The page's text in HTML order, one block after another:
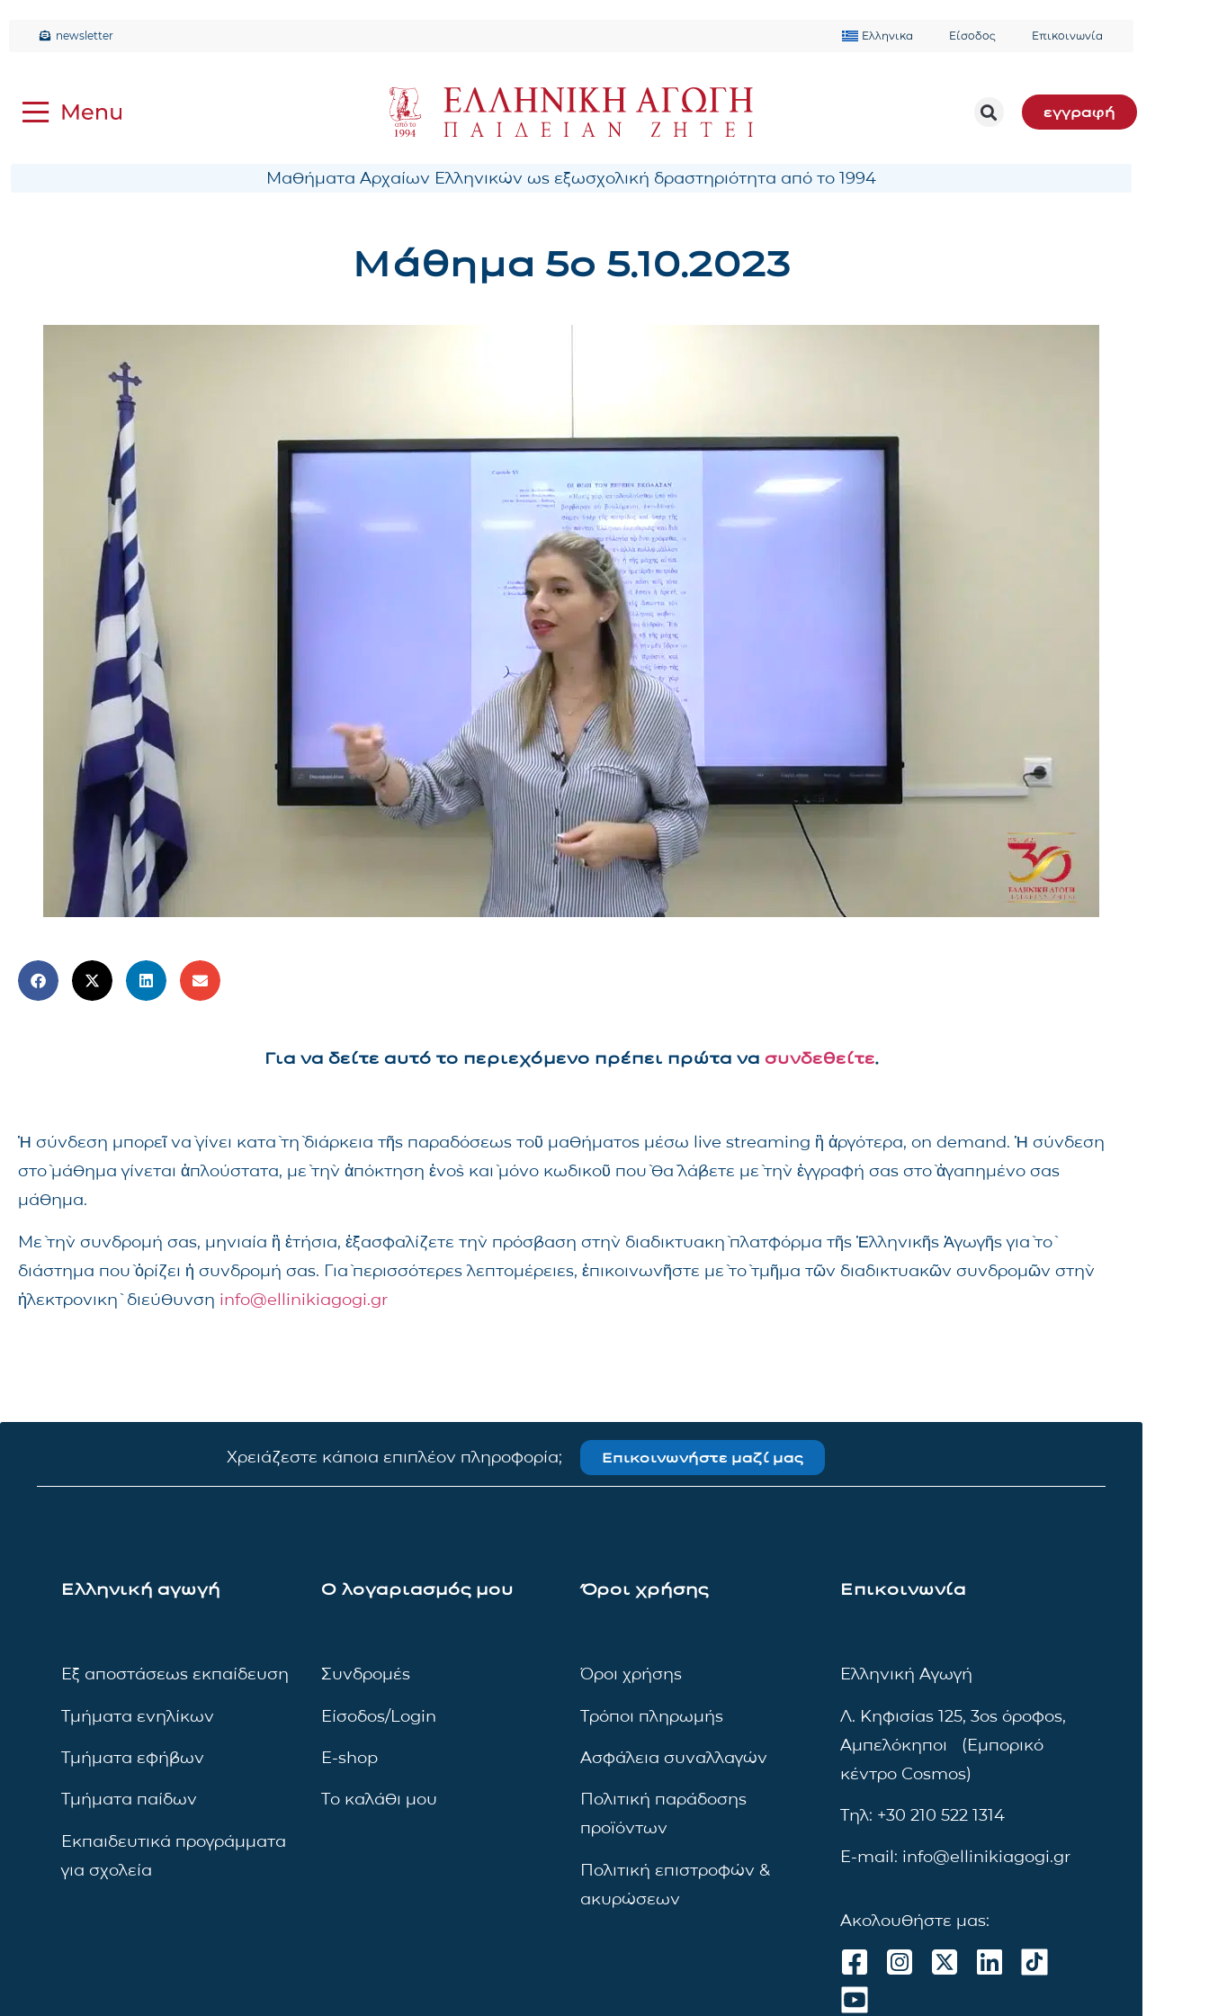
newsletter Ελληνικα Είσοδος Επικοινωνία
εγγραφή
Μαθήματα Αρχαίων Ελληνικών ως εξωσχολική δραστηριότητα από το 1994
Μάθημα 5ο 5.10.2023
Για να δείτε αυτό το περιεχόμενο πρέπει πρώτα να συνδεθείτε.
Ἡ σύνδεση μπορεῖ νὰ γίνει κατὰ τὴ διάρκεια τῆς παραδόσεως τοῦ μαθήματος μέσω live streaming ἢ ἀργότερα, on demand. Ἡ σύνδεση
στὸ μάθημα γίνεται ἁπλούστατα, μὲ τὴν ἀπόκτηση ἑνὸς καὶ μόνο κωδικοῦ ποὺ θὰ λάβετε μὲ τὴν ἐγγραφή σας στὸ ἀγαπημένο σας
μάθημα.
Μὲ τὴν συνδρομή σας, μηνιαία ἢ ἐτήσια, ἐξασφαλίζετε τὴν πρόσβαση στὴν διαδικτυακὴ πλατφόρμα τῆς Ἑλληνικῆς Ἀγωγῆς γιὰ τὸ
διάστημα ποὺ ὁρίζει ἡ συνδρομή σας. Γιὰ περισσότερες λεπτομέρειες, ἐπικοινωνῆστε μὲ τὸ τμῆμα τῶν διαδικτυακῶν συνδρομῶν στὴν
ἠλεκτρονικὴ διεύθυνση info@ellinikiagogi.gr
Χρειάζεστε κάποια επιπλέον πληροφορία; Επικοινωνήστε μαζί μας
Ελληνική αγωγή
Εξ αποστάσεως εκπαίδευση
Τμήματα ενηλίκων
Τμήματα εφήβων
Τμήματα παίδων
Εκπαιδευτικά προγράμματα
για σχολεία
Ο λογαριασμός μου
Συνδρομές
Είσοδος/Login
E-shop
Το καλάθι μου
Όροι χρήσης
Όροι χρήσης
Τρόποι πληρωμής
Ασφάλεια συναλλαγών
Πολιτική παράδοσης
προϊόντων
Πολιτική επιστροφών &
ακυρώσεων
Επικοινωνία
Ελληνική Αγωγή
Λ. Κηφισίας 125, 3ος όροφος,
Αμπελόκηποι (Εμπορικό
κέντρο Cosmos)
Τηλ: +30 210 522 1314
E-mail: info@ellinikiagogi.gr
Ακολουθήστε μας: